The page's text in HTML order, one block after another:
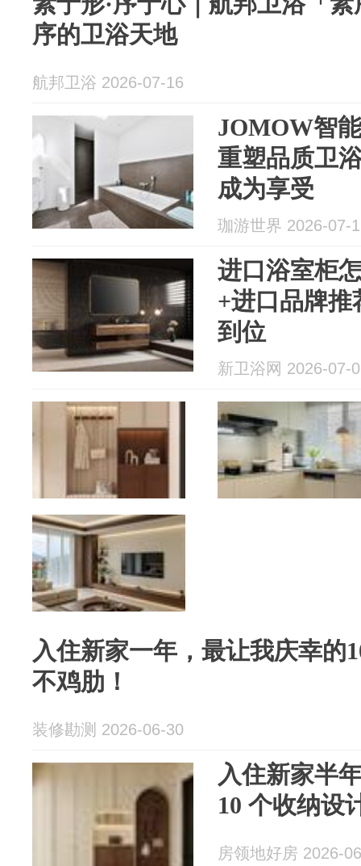
序的卫浴天地
航邦卫浴 2026-07-16
JOMOW智
重塑品质卫
成为享受
珈游世界 2026-07-
进口浴室柜
+进口品牌推
到位
新卫浴网 2026-07-
入住新家一年，最让我庆幸的
不鸡肋！
装修勘测 2026-06-30
入住新家半
10 个收纳设
房领地好房 2026-